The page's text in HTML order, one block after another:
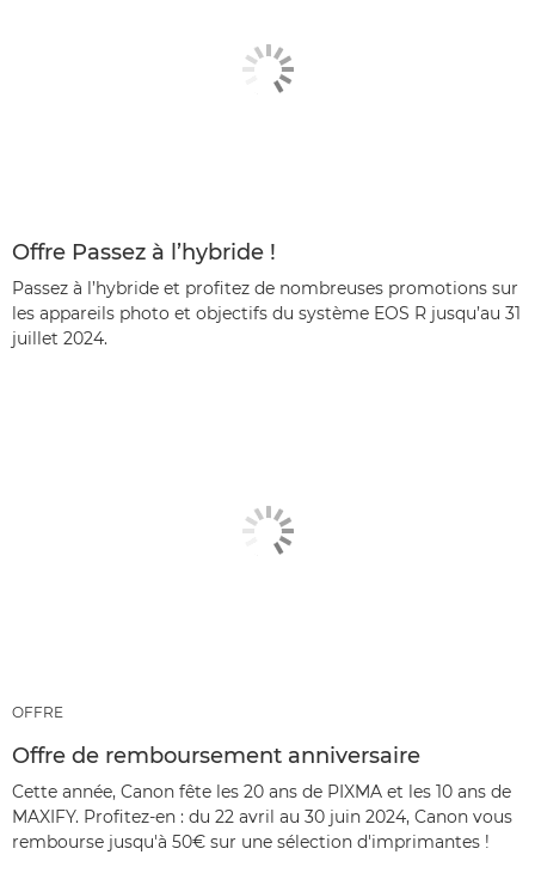
Offre Passez à l’hybride !
Passez à l’hybride et profitez de nombreuses promotions sur
les appareils photo et objectifs du système EOS R jusqu’au 31
juillet 2024.
OFFRE
Offre de remboursement anniversaire
Cette année, Canon fête les 20 ans de PIXMA et les 10 ans de
MAXIFY. Profitez-en : du 22 avril au 30 juin 2024, Canon vous
rembourse jusqu'à 50€ sur une sélection d'imprimantes !